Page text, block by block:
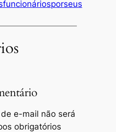
funcionáriosporseus
e-mail não será
obrigatórios